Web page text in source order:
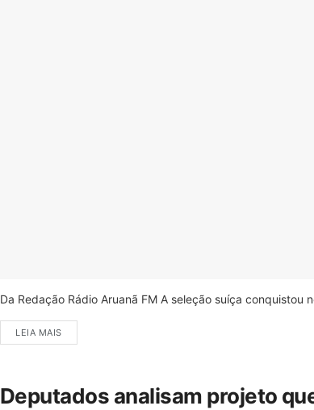
Da Redação Rádio Aruanã FM A seleção suíça
LEIA MAIS
Deputados analisam projeto